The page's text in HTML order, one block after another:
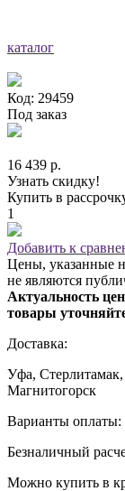
каталог
Код: 29459
Под заказ
16 439 р.
Узнать скидку!
Купить в
1
Добавить к
Цены, указанные
не являются
Актуальность
товары
Доставка:
Уфа,
Магнитогорск
Варианты оплаты:
Безналичный
Можно купить в